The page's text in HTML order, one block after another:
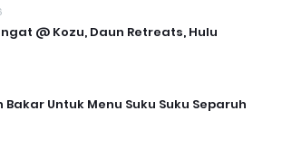
@ Kozu, Daun Retreats, Hulu
Untuk Menu Suku Suku Separuh